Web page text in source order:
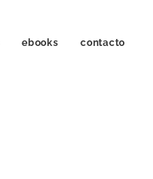
ebooks contacto